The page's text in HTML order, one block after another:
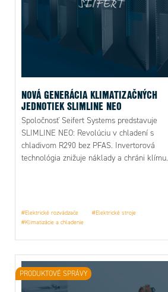
NOVÁ GENERÁCIA KLIMATIZAČNÝCH
JEDNOTIEK SLIMLINE NEO
Spoločnosť Seifert Systems predstavuje
SLIMLINE NEO: Revolúciu v chladení s
chladivom R290 bez PFAS. Invertorová
technológia znižuje náklady a chráni klímu.
#Elektrické rozvádzače
#Elektrické stroje
#Klimatizácie a chladenie
PRODUKTOVÉ SPRÁVY